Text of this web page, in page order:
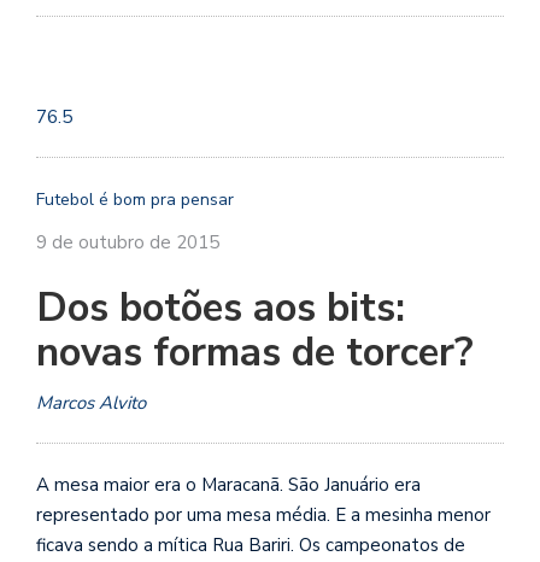
76.5
Futebol é bom pra pensar
9 de outubro de 2015
Dos botões aos bits:
novas formas de torcer?
Marcos Alvito
A mesa maior era o Maracanã. São Januário era
representado por uma mesa média. E a mesinha menor
ficava sendo a mítica Rua Bariri. Os campeonatos de